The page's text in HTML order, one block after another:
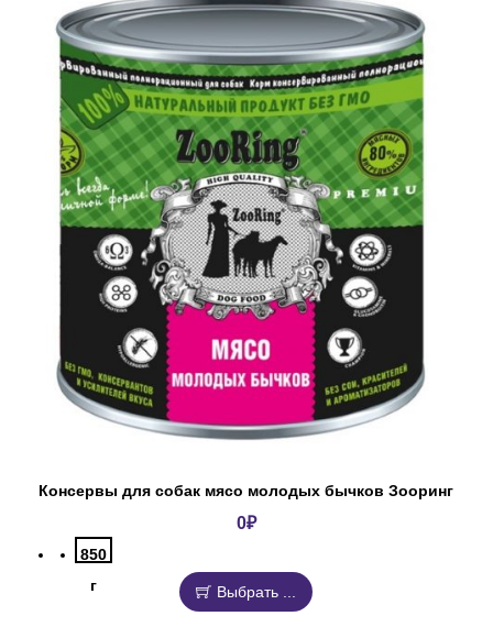
Консервы для собак мясо молодых бычков Зооринг
0₽
850
г
Выбрать ...